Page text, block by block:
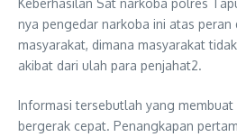
Keberhasilan Sat narkoba polres
nya pengedar narkoba ini atas peran
masyarakat, dimana masyarakat
akibat dari ulah para penjahat2.
Informasi tersebutlah yang
bergerak cepat. Penangkapan